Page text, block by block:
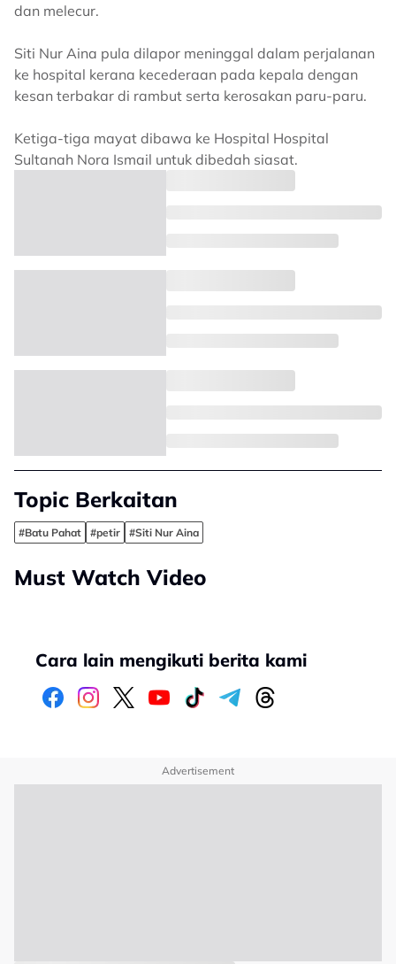
dan melecur.
Siti Nur Aina pula dilapor meninggal dalam perjalanan
ke hospital kerana kecederaan pada kepala dengan
kesan terbakar di rambut serta kerosakan paru-paru.
Ketiga-tiga mayat dibawa ke Hospital Hospital
Sultanah Nora Ismail untuk dibedah siasat.
Topic Berkaitan
#Batu Pahat #petir #Siti Nur Aina
Must Watch Video
Cara lain mengikuti berita kami
Advertisement